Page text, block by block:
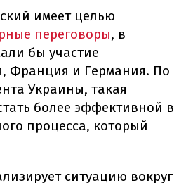
имеет целью
переговоры, в
бы участие
Франция и Германия. По
Украины, такая
более эффективной в
процесса, который
ситуацию вокруг